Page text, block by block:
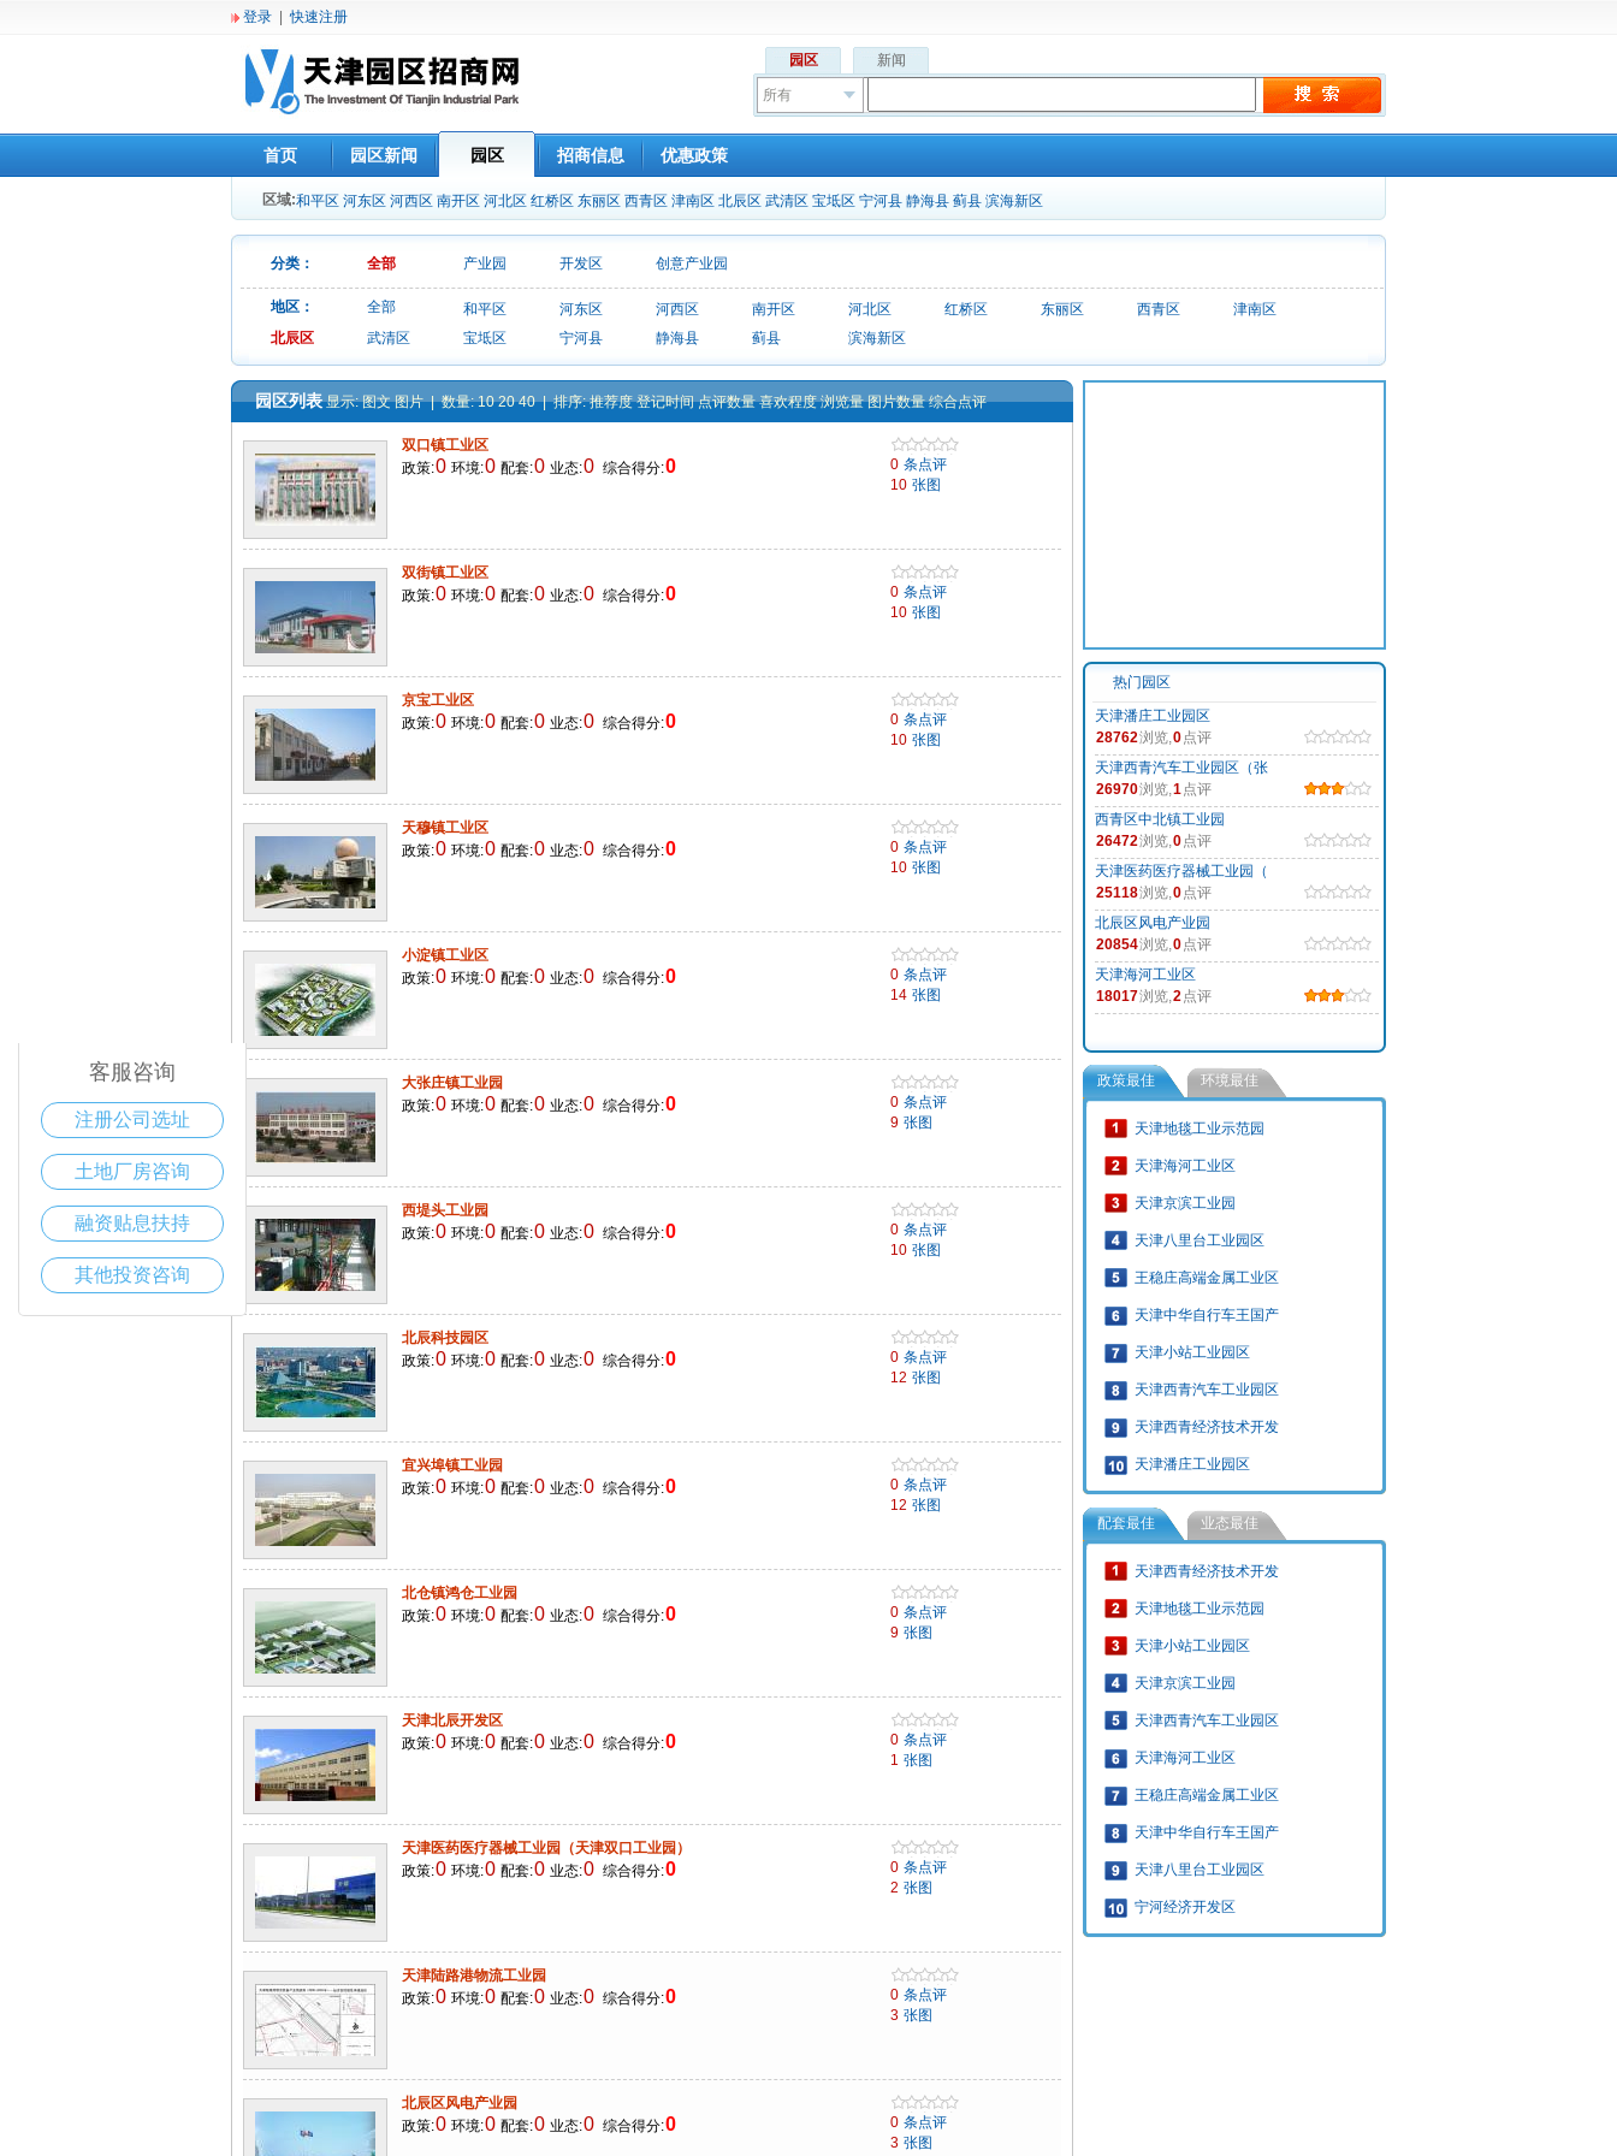
登录 |快速注册
园区 新闻
所有
首页 园区新闻 园区 招商信息 优惠政策
区域:和平区 河东区 河西区 南开区 河北区 红桥区 东丽区 西青区 津南区 北辰区 武清区 宝坻区 宁河县 静海县 蓟县 滨海新区
分类： 全部 产业园 开发区 创意产业园
地区： 全部 和平区 河东区 河西区 南开区 河北区 红桥区 东丽区 西青区
津南区
北辰区
武清区 宝坻区 宁河县 静海县 蓟县 滨海新区
园区列表显示:图文 图片| 数量:10 20 40| 排序:推荐度 登记时间 点评数量 喜欢程度 浏览量 图片数量 综合点评
双口镇工业区
政策:0 环境:0 配套:0 业态:0 综合得分:0 0 条点评
10 张图
双街镇工业区
政策:0 环境:0 配套:0 业态:0 综合得分:0 0 条点评
10 张图
京宝工业区
政策:0 环境:0 配套:0 业态:0 综合得分:0 0 条点评
10 张图
天穆镇工业区
政策:0 环境:0 配套:0 业态:0 综合得分:0 0 条点评
10 张图
小淀镇工业区
政策:0 环境:0 配套:0 业态:0 综合得分:0 0 条点评
14 张图
大张庄镇工业园
政策:0 环境:0 配套:0 业态:0 综合得分:0 0 条点评
9 张图
西堤头工业园
政策:0 环境:0 配套:0 业态:0 综合得分:0 0 条点评
10 张图
北辰科技园区
政策:0 环境:0 配套:0 业态:0 综合得分:0 0 条点评
12 张图
宜兴埠镇工业园
政策:0 环境:0 配套:0 业态:0 综合得分:0 0 条点评
12 张图
北仓镇鸿仓工业园
政策:0 环境:0 配套:0 业态:0 综合得分:0 0 条点评
9 张图
天津北辰开发区
政策:0 环境:0 配套:0 业态:0 综合得分:0 0 条点评
1 张图
天津医药医疗器械工业园（天津双口工业园）
政策:0 环境:0 配套:0 业态:0 综合得分:0 0 条点评
2 张图
天津陆路港物流工业园
政策:0 环境:0 配套:0 业态:0 综合得分:0 0 条点评
3 张图
北辰区风电产业园
政策:0 环境:0 配套:0 业态:0 综合得分:0 0 条点评
3 张图
热门园区
天津潘庄工业园区
28762浏览,0点评
天津西青汽车工业园区（张
26970浏览,1点评
西青区中北镇工业园
26472浏览,0点评
天津医药医疗器械工业园（
25118浏览,0点评
北辰区风电产业园
20854浏览,0点评
天津海河工业区
18017浏览,2点评
政策最佳 环境最佳
天津地毯工业示范园
天津海河工业区
天津京滨工业园
天津八里台工业园区
王稳庄高端金属工业区
天津中华自行车王国产
天津小站工业园区
天津西青汽车工业园区
天津西青经济技术开发
天津潘庄工业园区
配套最佳 业态最佳
天津西青经济技术开发
天津地毯工业示范园
天津小站工业园区
天津京滨工业园
天津西青汽车工业园区
天津海河工业区
王稳庄高端金属工业区
天津中华自行车王国产
天津八里台工业园区
宁河经济开发区
客服咨询
注册公司选址
土地厂房咨询
融资贴息扶持
其他投资咨询